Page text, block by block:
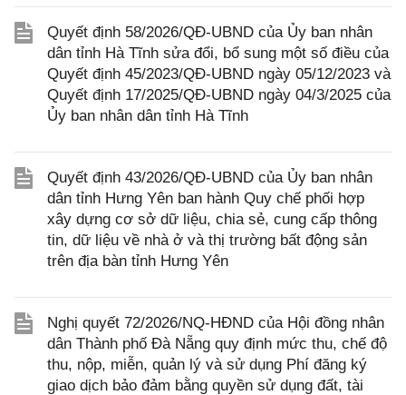
Quyết định 58/2026/QĐ-UBND của Ủy ban nhân
dân tỉnh Hà Tĩnh sửa đổi, bổ sung một số điều của
Quyết định 45/2023/QĐ-UBND ngày 05/12/2023 và
Quyết định 17/2025/QĐ-UBND ngày 04/3/2025 của
Ủy ban nhân dân tỉnh Hà Tĩnh
Quyết định 43/2026/QĐ-UBND của Ủy ban nhân
dân tỉnh Hưng Yên ban hành Quy chế phối hợp
xây dựng cơ sở dữ liệu, chia sẻ, cung cấp thông
tin, dữ liệu về nhà ở và thị trường bất động sản
trên địa bàn tỉnh Hưng Yên
Nghị quyết 72/2026/NQ-HĐND của Hội đồng nhân
dân Thành phố Đà Nẵng quy định mức thu, chế độ
thu, nộp, miễn, quản lý và sử dụng Phí đăng ký
giao dịch bảo đảm bằng quyền sử dụng đất, tài